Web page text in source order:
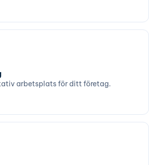
arbetsplats för ditt företag.